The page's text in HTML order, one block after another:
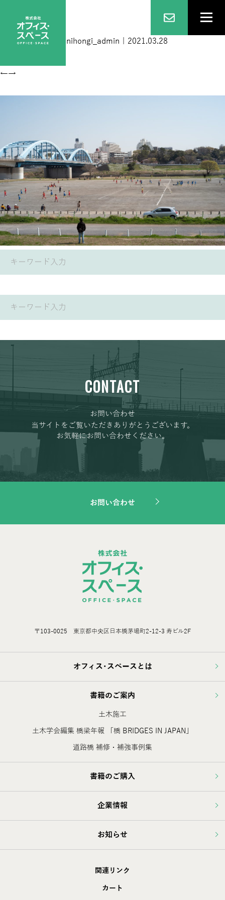
丸子橋| ←ホーム nihongi_admin 2021.03.28
←→
CONTACT
お問い合わせ
当サイトをご覧いただきありがとうございます。
お気軽にお問い合わせください。
お問い合わせ
〒103-0025 東京都中央区日本橋茅場町2-12-3 寿ビル2F
オフィス･スペースとは
書籍のご案内
土木施工
土木学会編集 橋梁年報 「橋 BRIDGES IN JAPAN」
道路橋 補修・補強事例集
書籍のご購入
企業情報
お知らせ
関連リンク
カート